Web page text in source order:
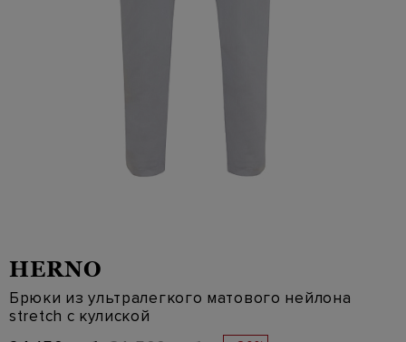
HERNO
Брюки из ультралегкого матового нейлона
stretch с кулиской